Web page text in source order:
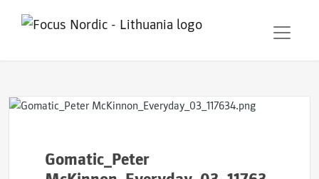
Gomatic_Peter